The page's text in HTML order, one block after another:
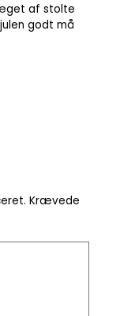
af stolte
godt må
Krævede